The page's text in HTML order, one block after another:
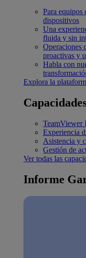
Para equipos
dispositivos
Una
fluida y sin
Operaciones
proactivas y
Habla con
Explora la
TeamViewer
Experiencia
Asistencia y
Gestión de
Ver todas las
Informe